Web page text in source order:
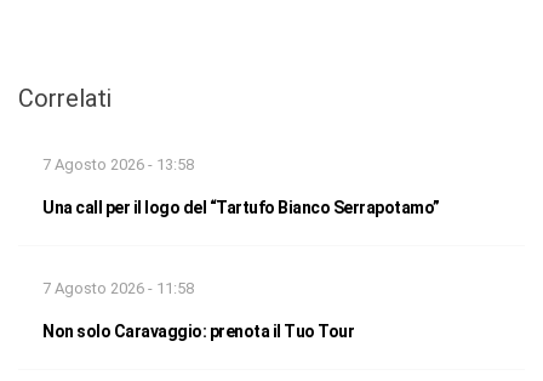
Correlati
7 Agosto 2026 - 13:58
Una call per il logo del “Tartufo Bianco Serrapotamo”
7 Agosto 2026 - 11:58
Non solo Caravaggio: prenota il Tuo Tour